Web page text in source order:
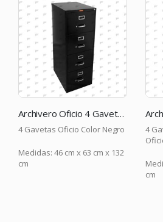
Archivero Oficio 4 Gavetas Archivero Metálico Filerk con Correderas 4 Gavetas Oficio – Negro – EKO
4 Gavetas con Estiradera